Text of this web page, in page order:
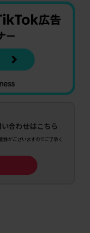
合わせはこちら
性がございますのでご了承く